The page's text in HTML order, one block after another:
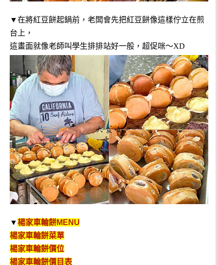
▼在將紅豆餅起鍋前，老闆會先把紅豆餅像這樣佇立在煎
台上，
這畫面就像老師叫學生排排站好一般，超促咪～XD
▼楊家車輪餅MENU
楊家車輪餅菜單
楊家車輪餅價位
楊家車輪餅價目表